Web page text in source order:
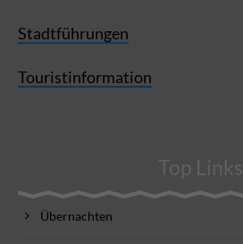
Stadtführungen
Touristinformation
Top Links
Übernachten